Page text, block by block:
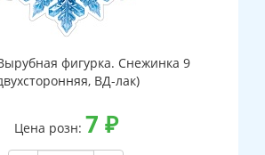
фигурка. Снежинка 9
ВД-лак)
Цена розн: 7 ₽